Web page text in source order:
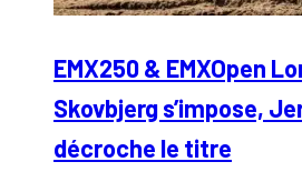
EMX250 & EMXOpen
Skovbjerg s’impose,
décroche le titre